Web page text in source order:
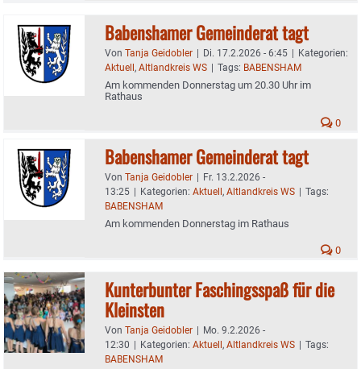
Babenshamer Gemeinderat tagt
Von Tanja Geidobler | Di. 17.2.2026 - 6:45 | Kategorien:
Aktuell, Altlandkreis WS | Tags: BABENSHAM
Am kommenden Donnerstag um 20.30 Uhr im
Rathaus
0
Babenshamer Gemeinderat tagt
Von Tanja Geidobler | Fr. 13.2.2026 -
13:25 | Kategorien: Aktuell, Altlandkreis WS | Tags:
BABENSHAM
Am kommenden Donnerstag im Rathaus
0
Kunterbunter Faschingsspaß für die
Kleinsten
Von Tanja Geidobler | Mo. 9.2.2026 -
12:30 | Kategorien: Aktuell, Altlandkreis WS | Tags:
BABENSHAM